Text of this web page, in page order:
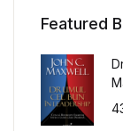
Featured